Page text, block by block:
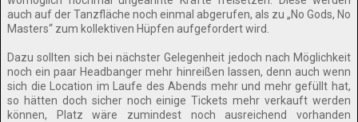
auch auf der Tanzfläche noch einmal abgerufen, als zu „No Gods, No
Masters“ zum kollektiven Hüpfen aufgefordert wird.
Dazu sollten sich bei nächster Gelegenheit jedoch nach Möglichkeit
noch ein paar Headbanger mehr hinreißen lassen, denn auch wenn
sich die Location im Laufe des Abends mehr und mehr gefüllt hat,
so hätten doch sicher noch einige Tickets mehr verkauft werden
können, Platz wäre zumindest noch ausreichend vorhanden